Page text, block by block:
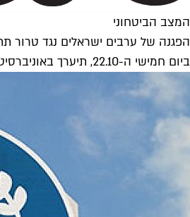
המצב הביטחוני
הפגנה של ערבים ישראלים נגד טרור
ביום חמישי ה-22.10, תיערך באוניברסיטת תל אביב הפגנה של ערבים ישראלים נגד הטרור. "אני רוצה שהסטודנטים הערבים והיהודים יבינו שיש קול אחר בחברה הערבית, שגאה בזהות הישראלית"